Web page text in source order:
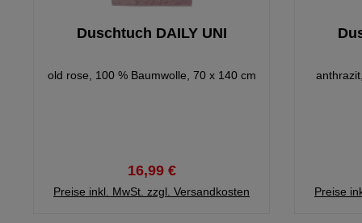
Duschtuch DAILY UNI
old rose, 100 % Baumwolle, 70 x 140 cm
16,99 €
Preise inkl. MwSt. zzgl. Versandkosten Preise